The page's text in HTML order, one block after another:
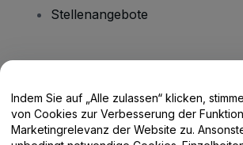
Stellenangebote
Hilfe-Center / Kontakt
Indem Sie auf „Alle zulassen“ klicken,
von Cookies zur Verbesserung der
Marketingrelevanz der Website zu. Ansonsten verwenden wir nur